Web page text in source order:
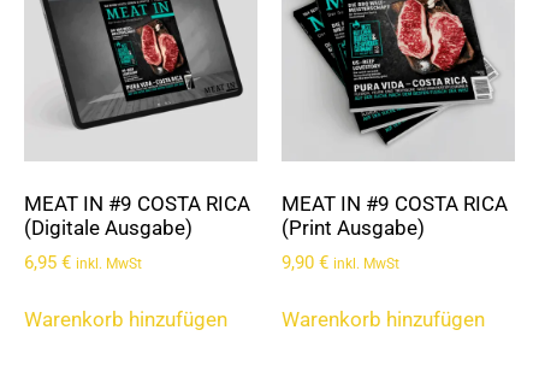
MEAT IN #9 COSTA RICA
(Digitale Ausgabe)
6,95 € inkl. MwSt
Warenkorb hinzufügen
MEAT IN #9 COSTA RICA
(Print Ausgabe)
9,90 € inkl. MwSt
Warenkorb hinzufügen